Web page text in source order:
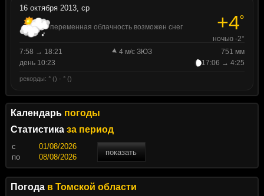
16 октября 2013, ср
переменная облачность возможен снег +4°
ночью -2°
7:58 → 18:21
4 м/с ЗЮЗ
751 мм
день 10:23
17:06 → 4:25
рекорды: ° () · ° ()
Календарь погоды
Статистика за период
c
показать
по
Погода в Томской области